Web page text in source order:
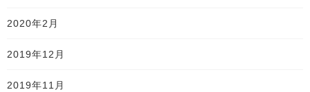
2020年2月
2019年12月
2019年11月